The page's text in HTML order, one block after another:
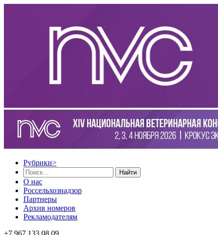
Рубрики>
Найти
О нас
Россельхознадзор
Партнеры
Архив номеров
Рекламодателям
+7 967 133 08 09